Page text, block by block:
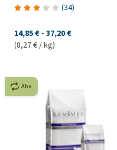
(34)
14,85 € - 37,20 €
(8,27 € / kg)
Abo